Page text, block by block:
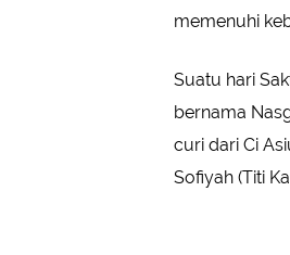
memenuhi
Suatu hari
bernama
curi dari Ci
Sofiyah (Titi